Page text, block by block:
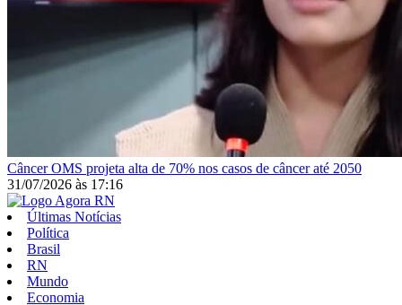
CâncerOMS projeta alta de 70% nos casos de câncer até 2050
31/07/2026 às 17:16
Últimas Notícias
Política
Brasil
RN
Mundo
Economia